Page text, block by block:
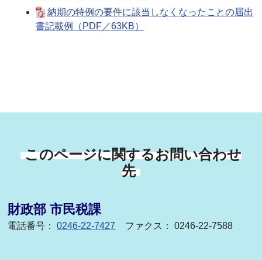
納期の特例の要件に該当しなくなったことの届出
書記載例（PDF／63KB）
このページに関するお問い合わせ
先
財政部 市民税課
電話番号：0246-22-7427 ファクス： 0246-22-7588